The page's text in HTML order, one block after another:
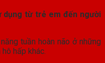
dụng từ trẻ em đến người
tuần hoàn não ở những
hấp khác.